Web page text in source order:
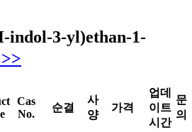
indol-3-yl)ethan-1-
Cas
No.
순결
사
양
가격
업데
이트
시간
문
의